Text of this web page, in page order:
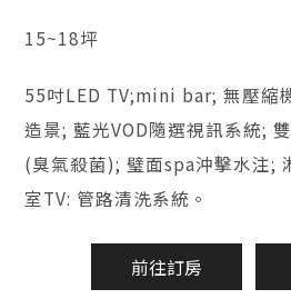
15~18坪
55吋LED TV;mini bar; 無壓縮
造景; 藍光VOD隨選視訊系統;
(臭氣殺菌); 璧面spa沖擊水注;
室TV: 管路清洗系統。
前往訂房